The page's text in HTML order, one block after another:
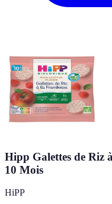
Hipp Galettes de Riz
10 Mois
HiPP